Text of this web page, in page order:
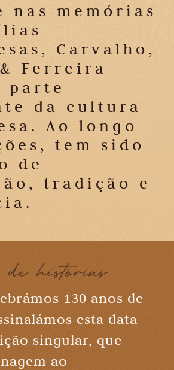
nas memórias
Carvalho,
Ferreira
parte
da cultura
Ao longo
tem sido
de
tradição e
130 anos de
esta data
singular, que
ao